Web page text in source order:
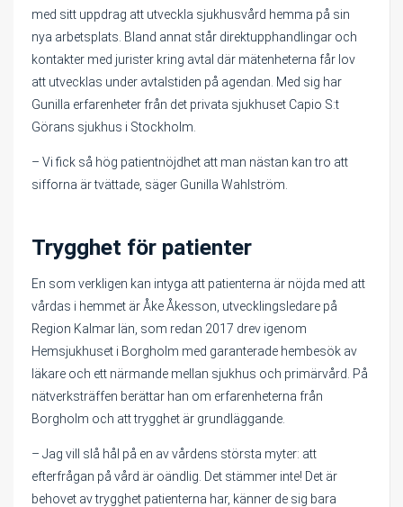
med sitt uppdrag att utveckla sjukhusvård hemma på sin
nya arbetsplats. Bland annat står direktupphandlingar och
kontakter med jurister kring avtal där mätenheterna får lov
att utvecklas under avtalstiden på agendan. Med sig har
Gunilla erfarenheter från det privata sjukhuset Capio S:t
Görans sjukhus i Stockholm.
– Vi fick så hög patientnöjdhet att man nästan kan tro att
sifforna är tvättade, säger Gunilla Wahlström.
Trygghet för patienter
En som verkligen kan intyga att patienterna är nöjda med att
vårdas i hemmet är Åke Åkesson, utvecklingsledare på
Region Kalmar län, som redan 2017 drev igenom
Hemsjukhuset i Borgholm med garanterade hembesök av
läkare och ett närmande mellan sjukhus och primärvård. På
nätverksträffen berättar han om erfarenheterna från
Borgholm och att trygghet är grundläggande.
– Jag vill slå hål på en av vårdens största myter: att
efterfrågan på vård är oändlig. Det stämmer inte! Det är
behovet av trygghet patienterna har, känner de sig bara